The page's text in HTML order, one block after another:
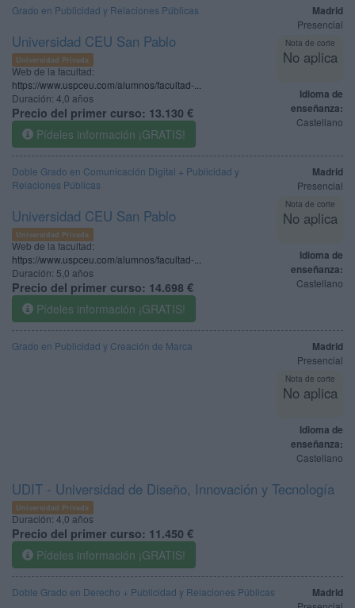
Madrid
Presencial
Nota de corte
No aplica
Idioma de
enseñanza:
Castellano
Grado en Publicidad y Relaciones Públicas
Universidad CEU San Pablo
Universidad Privada
Web de la facultad:
https://www.uspceu.com/alumnos/facultad-...
Duración: 4,0 años
Precio del primer curso: 13.130 €
Pídeles información ¡GRATIS!
Madrid
Presencial
Nota de corte
No aplica
Idioma de
enseñanza:
Castellano
Doble Grado en Comunicación Digital + Publicidad y
Relaciones Públicas
Universidad CEU San Pablo
Universidad Privada
Web de la facultad:
https://www.uspceu.com/alumnos/facultad-...
Duración: 5,0 años
Precio del primer curso: 14.698 €
Pídeles información ¡GRATIS!
Madrid
Presencial
Nota de corte
No aplica
Idioma de
enseñanza:
Castellano
Grado en Publicidad y Creación de Marca
UDIT - Universidad de Diseño, Innovación y Tecnología
Universidad Privada
Duración:4,0 años
Precio del primer curso: 11.450 €
Pídeles información ¡GRATIS!
Madrid
Doble Grado en Derecho + Publicidad y Relaciones Públicas